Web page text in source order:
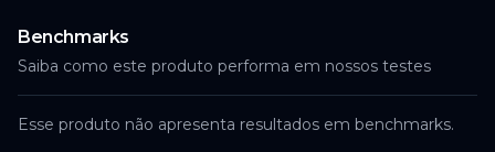
Benchmarks
Saiba como este produto performa em nossos testes
Esse produto não apresenta resultados em benchmarks.